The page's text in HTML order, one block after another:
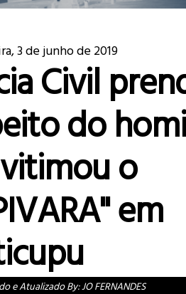
3 de junho de 2019
Civil
do
o
em
e Atualizado By:JO FERNANDES